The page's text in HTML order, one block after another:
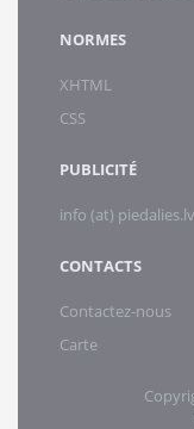
NORMES
XHTML
CSS
PUBLICITÉ
info (at) piedalies.lv
CONTACTS
Contactez-nous
Carte